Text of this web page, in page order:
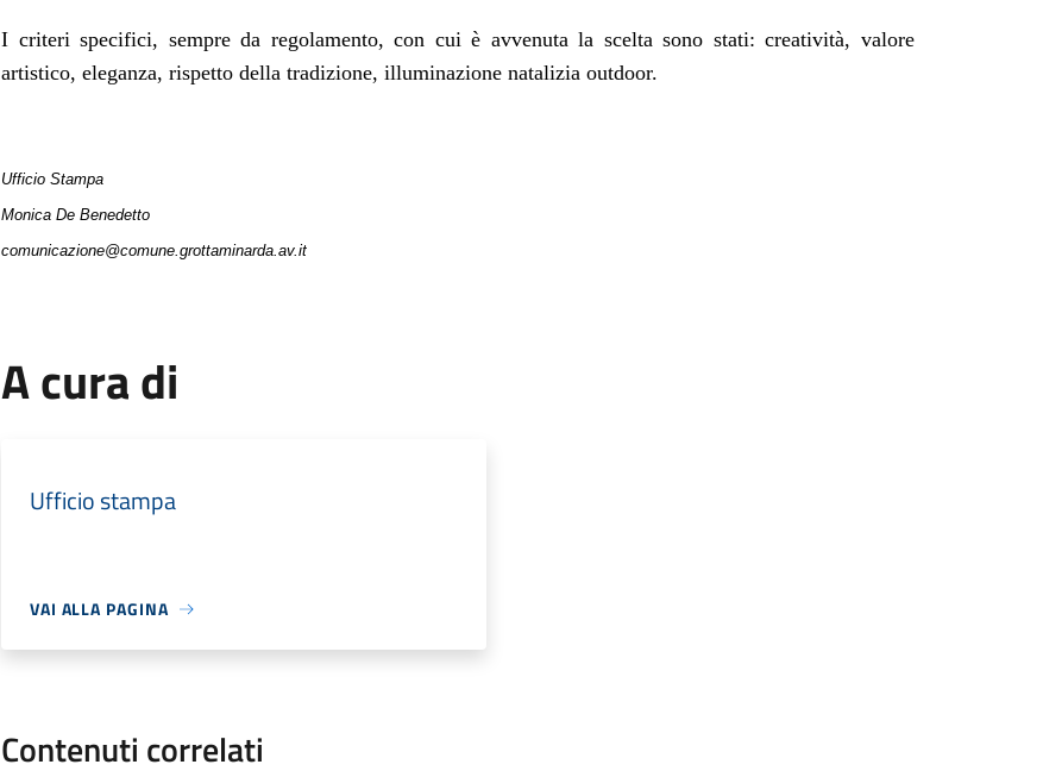
I criteri specifici, sempre da regolamento, con cui è avvenuta la scelta sono stati: creatività, valore
artistico, eleganza, rispetto della tradizione, illuminazione natalizia outdoor.
Ufficio Stampa
Monica De Benedetto
comunicazione@comune.grottaminarda.av.it
A cura di
Ufficio stampa
VAI ALLA PAGINA
Contenuti correlati